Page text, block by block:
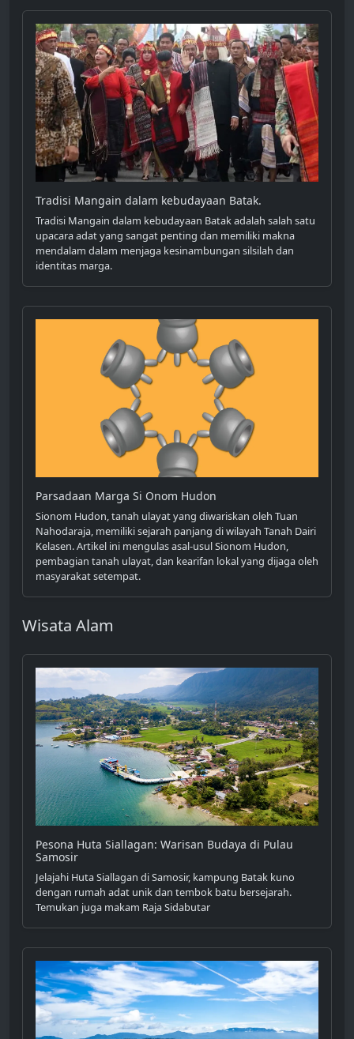
Tradisi Mangain dalam kebudayaan Batak.
Tradisi Mangain dalam kebudayaan Batak adalah salah satu
upacara adat yang sangat penting dan memiliki makna
mendalam dalam menjaga kesinambungan silsilah dan
identitas marga.
Parsadaan Marga Si Onom Hudon
Sionom Hudon, tanah ulayat yang diwariskan oleh Tuan
Nahodaraja, memiliki sejarah panjang di wilayah Tanah Dairi
Kelasen. Artikel ini mengulas asal-usul Sionom Hudon,
pembagian tanah ulayat, dan kearifan lokal yang dijaga oleh
masyarakat setempat.
Wisata Alam
Pesona Huta Siallagan: Warisan Budaya di Pulau
Samosir
Jelajahi Huta Siallagan di Samosir, kampung Batak kuno
dengan rumah adat unik dan tembok batu bersejarah.
Temukan juga makam Raja Sidabutar